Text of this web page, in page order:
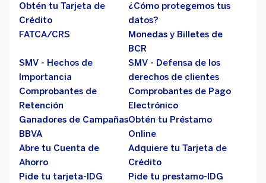
Obtén tu Tarjeta de
Crédito
¿Cómo protegemos tus
datos?
FATCA/CRS
Monedas y Billetes de
BCR
SMV - Hechos de
Importancia
SMV - Defensa de los
derechos de clientes
Comprobantes de
Retención
Comprobantes de Pago
Electrónico
Ganadores de Campañas
BBVA
Obtén tu Préstamo
Online
Abre tu Cuenta de
Ahorro
Adquiere tu Tarjeta de
Crédito
Pide tu tarjeta-IDG
Pide tu prestamo-IDG